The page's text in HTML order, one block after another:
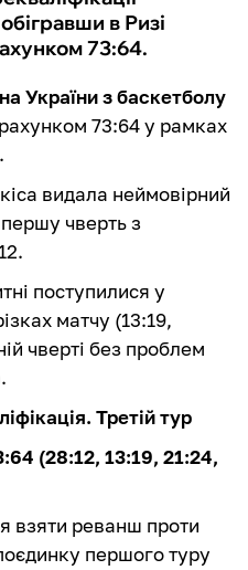
в Ризі
73:64.
України з баскетболу
73:64 у рамках
видала неймовірний
першу чверть з
поступилися у
матчу (13:19,
чверті без проблем
Третій тур
(28:12, 13:19, 21:24,
взяти реванш проти
першого туру